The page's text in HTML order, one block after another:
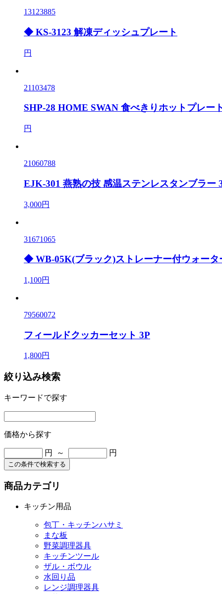
13123885
◆ KS-3123 解凍ディッシュプレート
円
21103478
SHP-28 HOME SWAN 食べきりホットプレー
円
21060788
EJK-301 燕熟の技 感温ステンレスタンブラー
3,000円
31671065
◆ WB-05K(ブラック)ストレーナー付ウォータ
1,100円
79560072
フィールドクッカーセット 3P
1,800円
絞り込み検索
キーワードで探す
価格から探す
円 ～ 円
この条件で検索する
商品カテゴリ
キッチン用品
包丁・キッチンハサミ
まな板
野菜調理器具
キッチンツール
ザル・ボウル
水回り品
レンジ調理器具